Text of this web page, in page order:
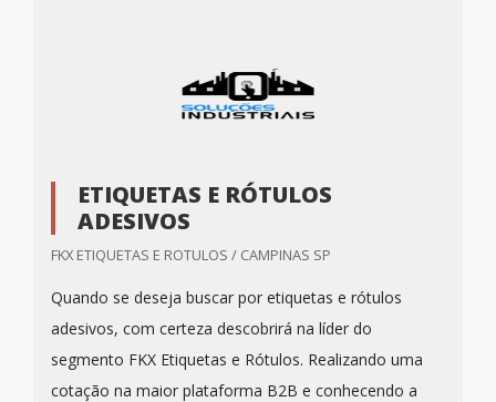
ETIQUETAS E RÓTULOS
ADESIVOS
FKX ETIQUETAS E ROTULOS / CAMPINAS SP
Quando se deseja buscar por etiquetas e rótulos
adesivos, com certeza descobrirá na líder do
segmento FKX Etiquetas e Rótulos. Realizando uma
cotação na maior plataforma B2B e conhecendo a